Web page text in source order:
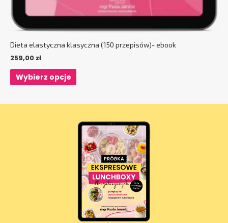
Dieta elastyczna klasyczna (150 przepisów)- ebook
259,00 zł
Wybierz opcje